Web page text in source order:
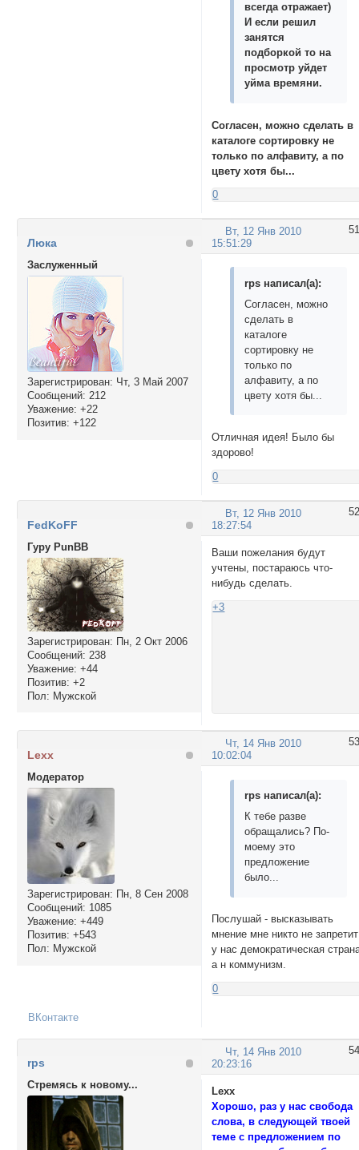
всегда отражает)
И если решил
занятся
подборкой то на
просмотр уйдет
уйма времяни.
Согласен, можно сделать в
каталоге сортировку не
только по алфавиту, а по
цвету хотя бы...
0
51
Вт, 12 Янв 2010
15:51:29
Люка
Заслуженный
Зарегистрирован: Чт, 3 Май 2007
Сообщений: 212
Уважение: +22
Позитив: +122
rps написал(а):
Согласен, можно
сделать в
каталоге
сортировку не
только по
алфавиту, а по
цвету хотя бы...
Отличная идея! Было бы
здорово!
0
52
Вт, 12 Янв 2010
18:27:54
FedKoFF
Гуру PunBB
Зарегистрирован: Пн, 2 Окт 2006
Сообщений: 238
Уважение: +44
Позитив: +2
Пол: Мужской
Ваши пожелания будут
учтены, постараюсь что-
нибудь сделать.
+3
53
Чт, 14 Янв 2010
10:02:04
Lexx
Модератор
Зарегистрирован: Пн, 8 Сен 2008
Сообщений: 1085
Уважение: +449
Позитив: +543
Пол: Мужской
rps написал(а):
К тебе разве
обращались? По-
моему это
предложение
было...
Послушай - высказывать
мнение мне никто не запретит
у нас демократическая
а н коммунизм.
0
ВКонтакте
54
Чт, 14 Янв 2010
20:23:16
rps
Стремясь к новому...
Lexx
Хорошо, раз у нас свобода
слова, в следующей твоей
теме с предложением по